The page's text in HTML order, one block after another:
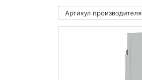
Артикул производителя